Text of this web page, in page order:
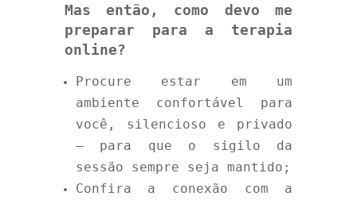
Mas então, como devo me
preparar para a terapia
online?
Procure estar em um
ambiente confortável para
você, silencioso e privado
– para que o sigilo da
sessão sempre seja mantido;
Confira a conexão com a